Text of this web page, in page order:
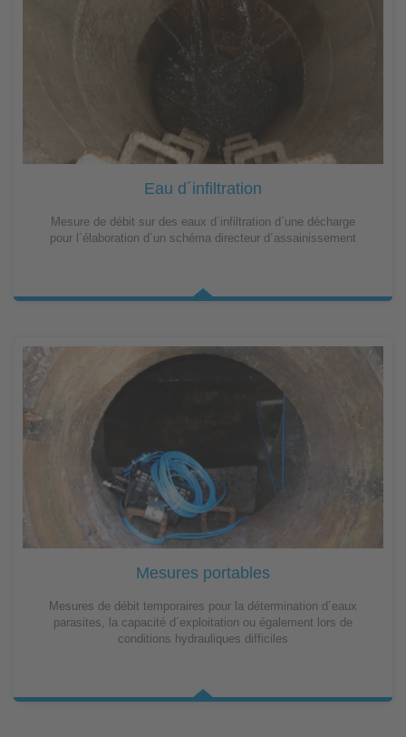
Eau d´infiltration
Mesure de débit sur des eaux d´infiltration d´une décharge
pour l´élaboration d´un schéma directeur d´assainissement
Mesures portables
Mesures de débit temporaires pour la détermination d´eaux
parasites, la capacité d´exploitation ou également lors de
conditions hydrauliques difficiles